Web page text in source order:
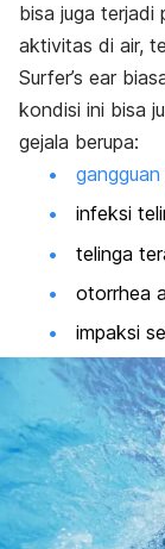
bisa juga terjadi
aktivitas di air,
Surfer’s ear
kondisi ini bisa
gejala berupa:
infeksi
telinga
otorrhea
impaksi